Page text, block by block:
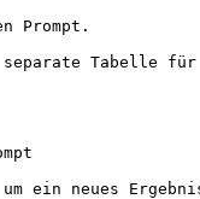
Prompt.
separate Tabelle
ein neues